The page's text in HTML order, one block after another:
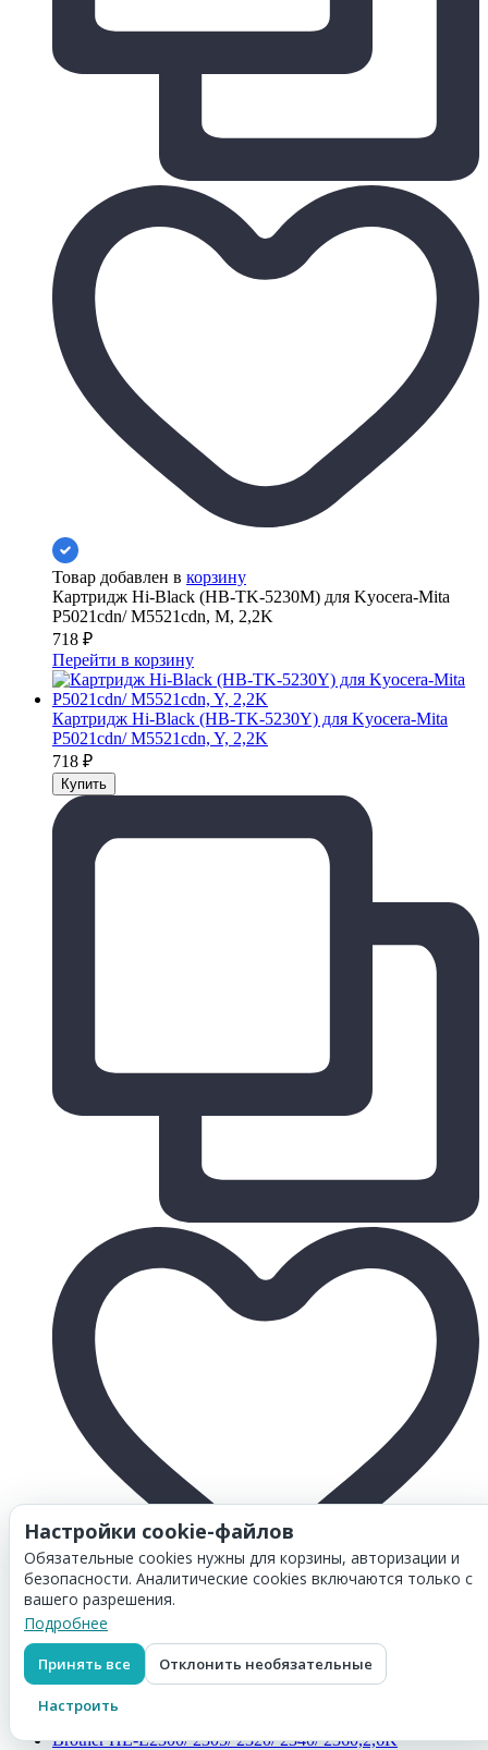
Товар добавлен в корзину
Картридж Hi-Black (HB-TK-5230M) для Kyocera-Mita
P5021cdn/ M5521cdn, M, 2,2K
718 ₽
Перейти в корзину
Картридж Hi-Black (HB-TK-5230Y) для Kyocera-Mita
P5021cdn/ M5521cdn, Y, 2,2K
718 ₽
Товар добавлен в
Картридж Hi-Black (HB-TK-5230Y) для Kyocera-Mita
P5021cdn/ M5521cdn, Y, 2,2K
Перейти в корзину
Настройки cookie-файлов
Обязательные cookies нужны для корзины, авторизации и
безопасности. Аналитические cookies включаются только с
вашего разрешения.
Подробнее
Принять все Отклонить необязательные
Настроить